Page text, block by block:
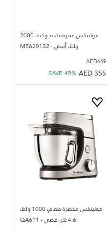
مولينكس مفرمة لحم وكبة، 2000
واط، أبيض - ME620132
649
AED
355
AED
SAVE 45%
مولينكس محضرة طعام، 1000 واط،
4.6 لتر، فضي - QA611